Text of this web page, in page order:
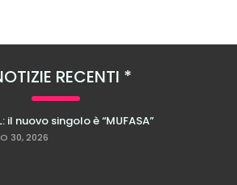
RECENTI
il nuovo singolo è “MUFASA”
30, 2026